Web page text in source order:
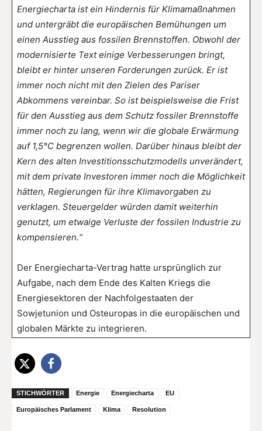
Energiecharta ist ein Hindernis für Klimamaßnahmen
und untergräbt die europäischen Bemühungen um
einen Ausstieg aus fossilen Brennstoffen. Obwohl der
modernisierte Text einige Verbesserungen bringt,
bleibt er hinter unseren Forderungen zurück. Er ist
immer noch nicht mit den Zielen des Pariser
Abkommens vereinbar. So ist beispielsweise die Frist
für den Ausstieg aus dem Schutz fossiler Brennstoffe
immer noch zu lang, wenn wir die globale Erwärmung
auf 1,5°C begrenzen wollen. Darüber hinaus bleibt der
Kern des alten Investitionsschutzmodells unverändert,
mit dem private Investoren immer noch die Möglichkeit
hätten, Regierungen für ihre Klimavorgaben zu
verklagen. Steuergelder würden damit weiterhin
genutzt, um etwaige Verluste der fossilen Industrie zu
kompensieren.“
Der Energiecharta-Vertrag hatte ursprünglich zur
Aufgabe, nach dem Ende des Kalten Kriegs die
Energiesektoren der Nachfolgestaaten der
Sowjetunion und Osteuropas in die europäischen und
globalen Märkte zu integrieren.
STICHWÖRTER Energie Energiecharta EU
Europäisches Parlament Klima Resolution